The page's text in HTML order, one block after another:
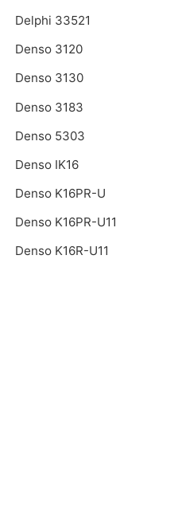
Delphi 33521
Denso 3120
Denso 3130
Denso 3183
Denso 5303
Denso IK16
Denso K16PR-U
Denso K16PR-U11
Denso K16R-U11